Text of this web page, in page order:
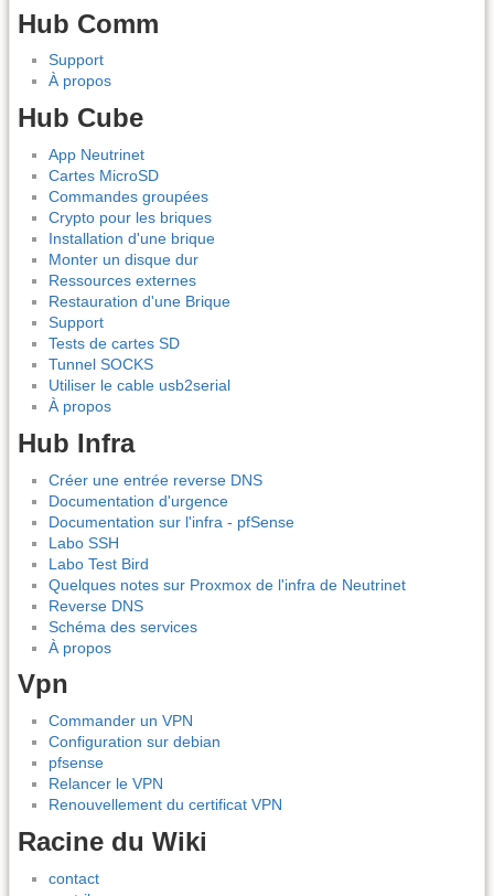
Hub Comm
Support
À propos
Hub Cube
App Neutrinet
Cartes MicroSD
Commandes groupées
Crypto pour les briques
Installation d'une brique
Monter un disque dur
Ressources externes
Restauration d'une Brique
Support
Tests de cartes SD
Tunnel SOCKS
Utiliser le cable usb2serial
À propos
Hub Infra
Créer une entrée reverse DNS
Documentation d'urgence
Documentation sur l'infra - pfSense
Labo SSH
Labo Test Bird
Quelques notes sur Proxmox de l'infra de Neutrinet
Reverse DNS
Schéma des services
À propos
Vpn
Commander un VPN
Configuration sur debian
pfsense
Relancer le VPN
Renouvellement du certificat VPN
Racine du Wiki
contact